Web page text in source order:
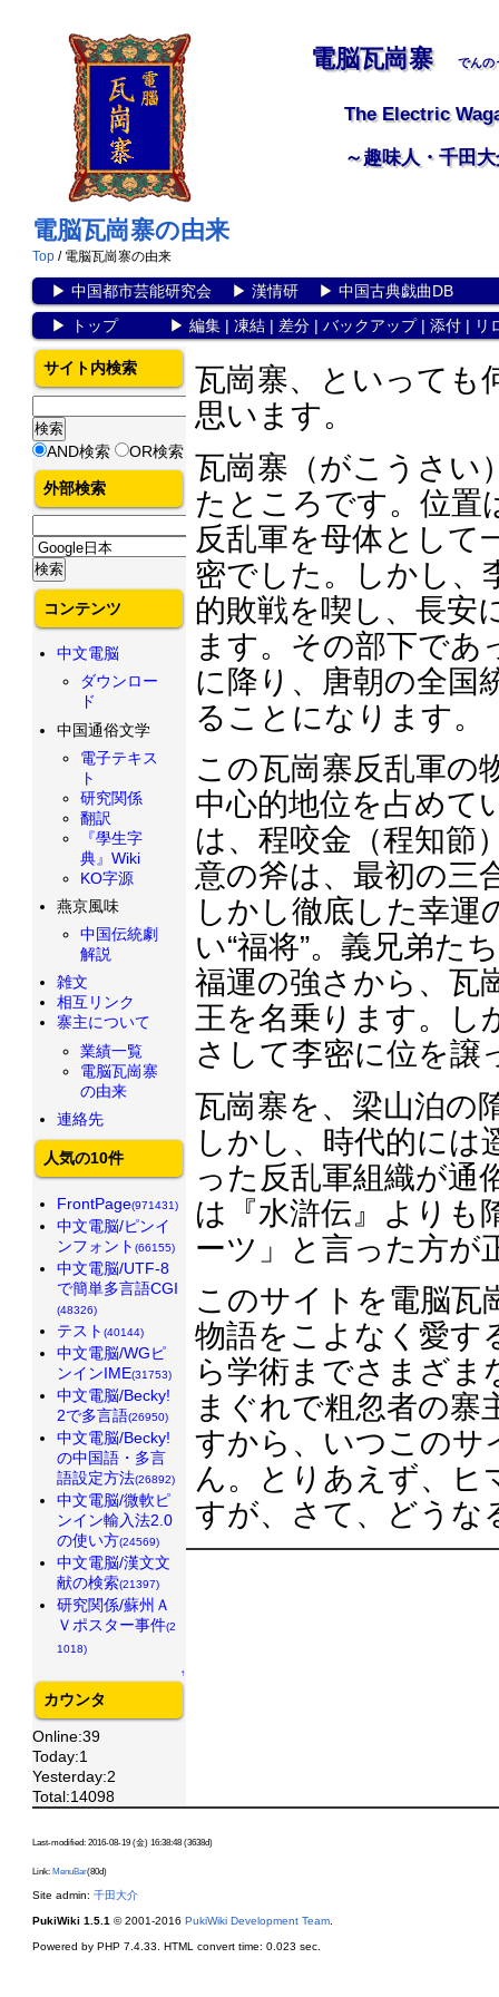
電脳瓦崗寨 でんの
The Electric
～趣味人・千田
電脳瓦崗寨の由来
Top / 電脳瓦崗寨の由来
▶ 中国都市芸能研究会▶ 漢情研▶ 中国古典戯曲DB
▶
トップ▶ 編集| 凍結| 差分| バックアップ| 添付| リ
瓦崗寨、といっても
思います。
瓦崗寨（がこうさい
たところです。位置
反乱軍を母体として
密でした。しかし、
的敗戦を喫し、長安
ます。その部下であ
に降り、唐朝の全国
ることになります。
この瓦崗寨反乱軍の
中心的地位を占めて
は、程咬金（程知節
意の斧は、最初の三
しかし徹底した幸
い“福将”。義兄弟た
福運の強さから、瓦
王を名乗ります。し
さして李密に位を譲
瓦崗寨を、梁山泊の
しかし、時代的には
った反乱軍組織が通
は『水滸伝』よりも
ーツ」と言った方が
このサイトを電脳瓦
物語をこよなく愛す
ら学術までさまざ
まぐれで粗忽者の寨
すから、いつこのサ
ん。とりあえず、ヒ
すが、さて、どうな
サイト内検索
AND検索 OR検索
外部検索
コンテンツ
中文電脳
ダウンロー
ド
中国通俗文学
電子テキス
ト
研究関係
翻訳
『學生字
典』Wiki
KO字源
燕京風味
中国伝統劇
解説
雑文
相互リンク
寨主について
業績一覧
電脳瓦崗寨
の由来
連絡先
人気の10件
FrontPage(971431)
中文電脳/ピンイ
ンフォント (66155)
中文電脳/UTF-8
で簡単多言語CGI
(48326)
テスト (40144)
中文電脳/WGピ
ンインIME(31753)
中文電脳/Becky!
2で多言語(26950)
中文電脳/Becky!
の中国語・多言
語設定方法(26892)
中文電脳/微軟ピ
ンイン輸入法2.0
の使い方(24569)
中文電脳/漢文文
献の検索(21397)
研究関係/蘇州Ａ
Ｖポスター事件(2
1018)
↑
カウンタ
Online:39
Today:1
Yesterday:2
Total:14098
Last-modified: 2016-08-19 (金) 16:38:48 (3638d)
Link: MenuBar(80d)
Site admin: 千田大介
PukiWiki 1.5.1 © 2001-2016 PukiWiki Development Team.
Powered by PHP 7.4.33. HTML convert time: 0.023 sec.